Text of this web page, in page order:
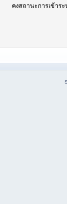
คงสถานะการเข้าร